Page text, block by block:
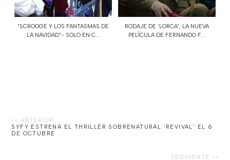
"SCROOGE Y LOS FANTASMAS DE
LA NAVIDAD"- SOLO EN C...
RODAJE DE ‘LORCA’, LA NUEVA
PELÍCULA DE FERNANDO F...
SYFY ESTRENA EL THRILLER SOBRENATURAL ‘REVIVAL’ EL 6
DE OCTUBRE